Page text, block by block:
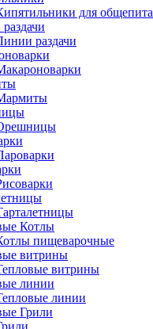
для общепита
раздачи
Котлы
пищеварочные
витрины
витрины
линии
линии
Грили